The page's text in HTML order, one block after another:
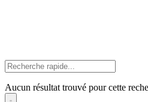
Aucun résultat trouvé pour cette